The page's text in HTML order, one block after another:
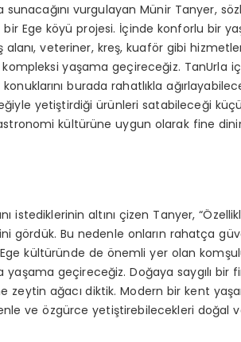
vurgulayan Münir Tanyer,
Ege köyü projesi. İçinde konforlu bir
alanı, veteriner, kreş, kuaför gibi
yaşama geçireceğiz. TanUrla
burada rahatlıkla
yetiştirdiği ürünleri satabileceği
kültürüne uygun olarak fine
istediklerinin altını çizen Tanyer,
gördük. Bu nedenle onların rahatça
kültüründe de önemli yer olan
geçireceğiz. Doğaya saygılı bir
ağacı diktik. Modern bir kent
ve özgürce yetiştirebilecekleri doğal